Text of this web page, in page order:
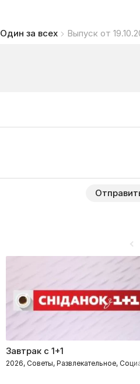
Один за всех Выпуск от
Завтрак с 1+1
2026, Советы, Развлекательное,